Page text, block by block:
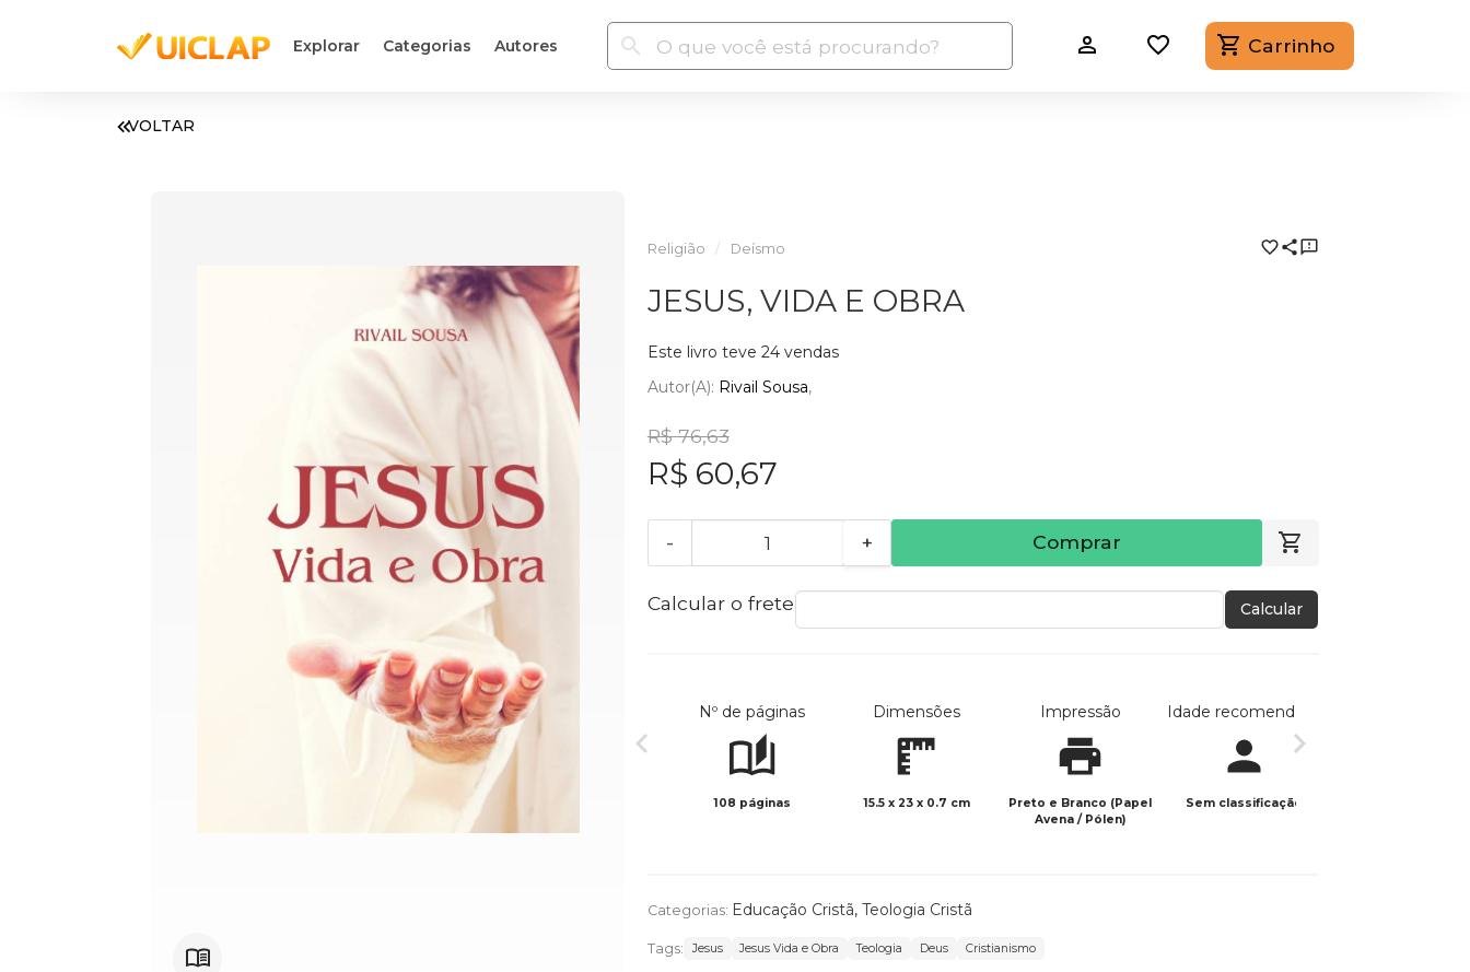
Explorar Categorias Autores Carrinho
VOLTAR
Religião Deísmo
JESUS, VIDA E OBRA
Este livro teve 24 vendas
Autor(a): Rivail Sousa
R$ 76,63
R$ 60,67
- + Comprar
Calcular o frete Calcular
Nº de páginas
108 páginas
Dimensões
15.5 x 23 x 0.7 cm
Impressão
Preto e Branco (Papel
Avena / Pólen)
Idade recomendada
Sem classificação
Categorias: Educação Cristã, Teologia Cristã
Tags: Jesus Jesus Vida e Obra Teologia Deus Cristianismo